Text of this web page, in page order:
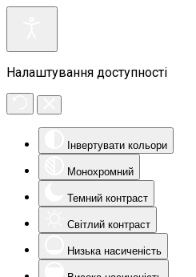
Налаштування доступності
Інвертувати кольори
Монохромний
Темний контраст
Світлий контраст
Низька насиченість